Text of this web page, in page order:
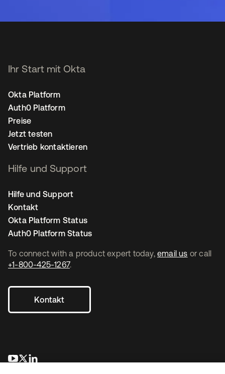
To connect with a product expert today, email us or call
+1-800-425-1267.
Kontakt
wird in einer neuen Registerkarte geöffnet
wird in einer neuen Registerkarte geöffnet
Ihr Start mit Okta
Okta Platform
Auth0 Platform
Preise
Jetzt testen
Vertrieb kontaktieren
Hilfe und Support
Hilfe und Support
Kontakt
Okta Platform Status
Auth0 Platform Status